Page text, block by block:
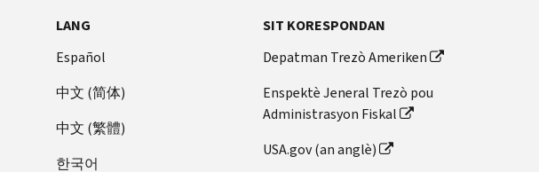
LANG
Español
中文 (简体)
中文 (繁體)
한국어
SIT KORESPONDAN
Depatman Trezò Ameriken
Enspektè Jeneral Trezò pou
Administrasyon Fiskal
USA.gov (an anglè)